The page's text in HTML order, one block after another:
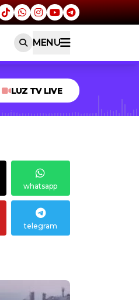
MENU
LUZ TV LIVE
whatsapp
telegram